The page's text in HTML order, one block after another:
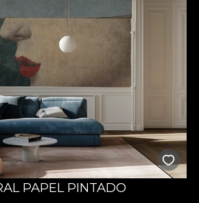
PAPEL PINTADO